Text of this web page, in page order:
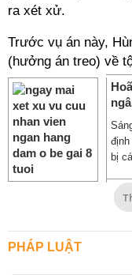
ra xét xử.
Trước vụ án này,
(hưởng án treo) về
bị
PHÁP LUẬT